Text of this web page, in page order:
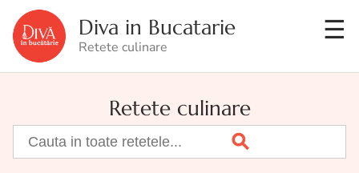
Diva in Bucatarie
Retete culinare
Retete culinare